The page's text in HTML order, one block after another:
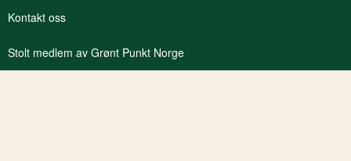
Kontakt oss
Stolt medlem av Grønt Punkt Norge